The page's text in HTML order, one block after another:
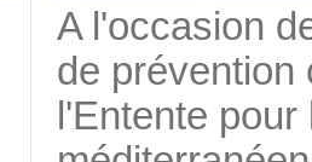
A l'occasion
de prévention
l'Entente pour